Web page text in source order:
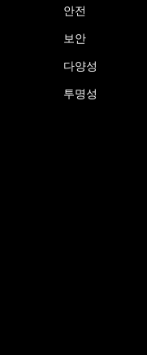
안전
보안
다양성
투명성